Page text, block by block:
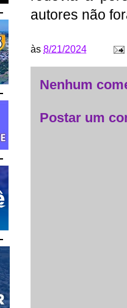
autores não
às 8/21/2024
Nenhum
Postar um